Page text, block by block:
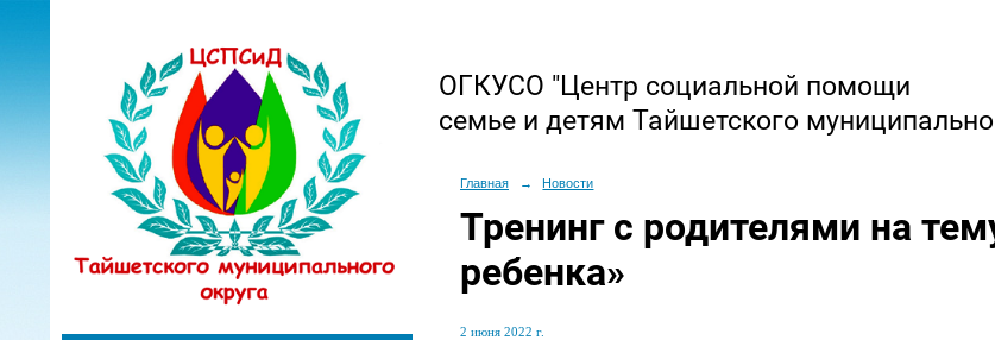
ОГКУСО "Центр социальной помощи
семье и детям Тайшетского
Главная → Новости
Тренинг с родителями на
ребенка»
2 июня 2022 г.